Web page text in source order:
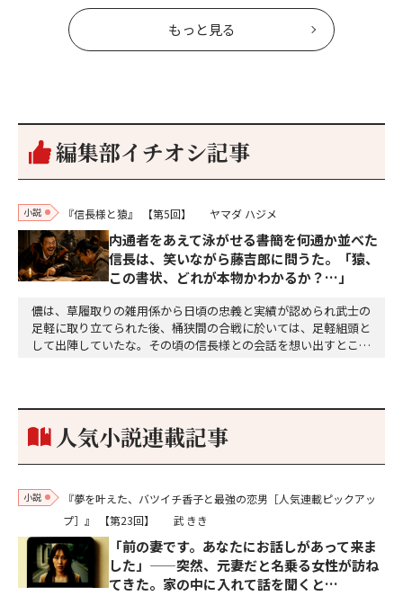
もっと見る
編集部イチオシ記事
小説 『信長様と猿』 【第5回】 ヤマダ ハジメ
内通者をあえて泳がせる――書簡を何通か並べた
信長は、笑いながら藤吉郎に問うた。「猿、
この書状、どれが本物かわかるか？…」
儂は、草履取りの雑用係から日頃の忠義と実績が認められ武士の
足軽に取り立てられた後、桶狭間の合戦に於いては、足軽組頭と
して出陣していたな。その頃の信長様との会話を想い出すとこん
り。どうして勝てたのか、未だにわかりません。…
人気小説連載記事
小説
『夢を叶えた、バツイチ香子と最強の恋男［人気連載ピックアッ
プ］』
【第23回】 武 きき
「前の妻です。あなたにお話しがあって来ま
した」——突然、元妻だと名乗る女性が訪ね
てきた。家の中に入れて話を聞くと…